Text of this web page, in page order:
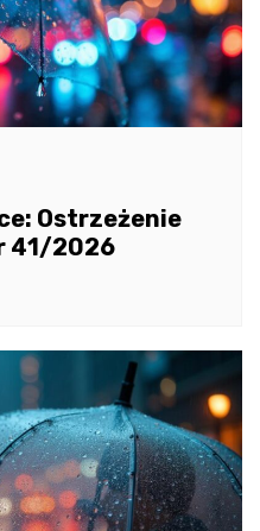
Ostrzeżenie
41/2026